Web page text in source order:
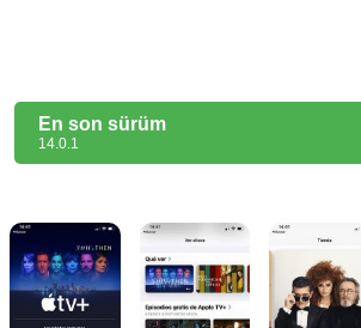
En son sürüm
14.0.1